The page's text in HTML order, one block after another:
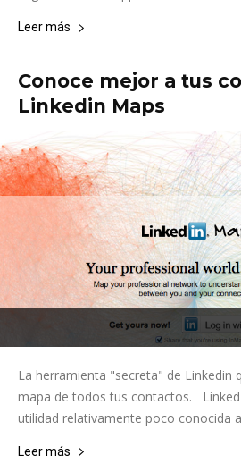
Leer más
Conoce mejor a tus
Linkedin Maps
La herramienta "secreta" de Linkedin
mapa de todos tus contactos.
utilidad relativamente poco conocida
Leer más